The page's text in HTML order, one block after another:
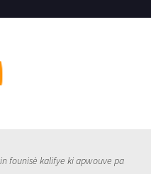
founisè kalifye ki apwouve pa